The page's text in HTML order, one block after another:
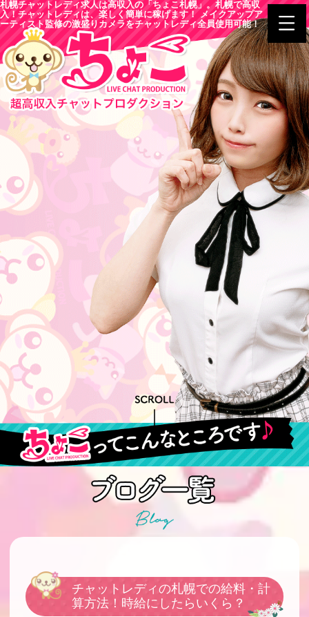
札幌チャットレディ求人は高収入の「ちょこ札幌」。札幌で高収
入！チャットレディは、楽しく簡単に稼げます！ メイクアップア
ーティスト監修の激盛りカメラをチャットレディ全員使用可能！
チャットレディの札幌での給料・計
算方法！時給にしたらいくら？